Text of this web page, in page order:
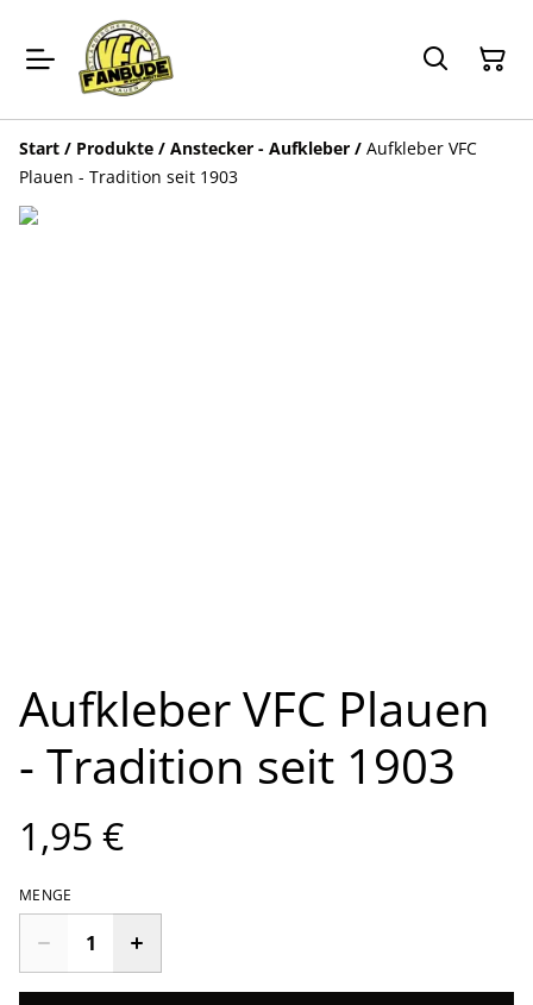
Start / Produkte / Anstecker - Aufkleber / Aufkleber VFC
Plauen - Tradition seit 1903
Aufkleber VFC Plauen
- Tradition seit 1903
1,95 €
MENGE